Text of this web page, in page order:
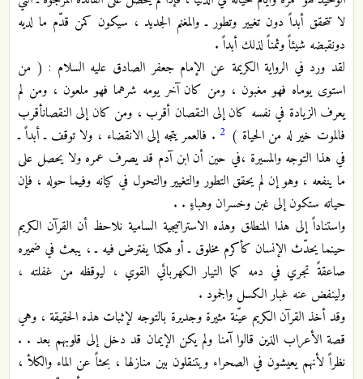
لا تتحقق أبداً دون تغيير وتطور ـ والمغنم الجديد ، سيكون كمن قدّم ما لديه
دون‏قبضه شيئاً وثمناً لذلك أبداً .
لقد ورد في الرواية الكريمة عن الإمام جعفر الصادق ‏عليه السلام : ( من
استوى يوماه فهو مغبون ، ومن كان آخر يومه شرهما فهو ملعون ، ومن لم
يعرف الزيادة في نفسه كان إلى النقصان أقرب ، ومن كان إلى النقصان‏أقرب
فالموت خير له من الحياة ) 2 . فالعمر يتجه إلى الانقضاء ، ولا توقف ـ أبداً ـ
في هذا التوجه والمسيرة ،في حين أن ابن آدم قد يصرف عمره ولا يحصل على
ما ينفعه ، وهو إن لم يحقق التطور والتغيير والتحول في كيانه وفيما حوله ، فإن
حياته ستكون إلى غبن وخسران وهباءٍ . .
واستناداً إلى هذا المنطلق وهذه الاستراتيجية السامية نلاحظ أن القرآن الكريم
حينما يحدّث الإنسان كأكرم مخلوق ـ أو هكذا يفترض فيه ـ ، يبعث في ضميره
صاعقةً تجري في دمه كما التيار الكهربائي القوي ، ليوقظه من غفلته ،
ولينفض عنه‏ غبار الكسل والجمود .
وقد أخذ القرآن الكريم عيّنة مثيرة وجديرة بالتوجه لإثبات هذه الحقيقة ، وهي
قصة الأعراب الذين قالوا آمنا ولم‏ يكن الإيمان قد دخل إلى قلوبهم بعد . .
نظراً لأنهم يعيشون في الصحراء ويتنقلون بين منازلها ، بحثاً عن الماء والكلأ ،